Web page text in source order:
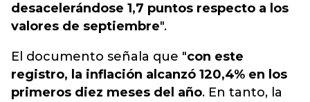
desacelerándose 1,7 puntos respecto a los
valores de septiembre".
El documento señala que "con este
registro, la inflación alcanzó 120,4% en los
primeros diez meses del año. En tanto, la